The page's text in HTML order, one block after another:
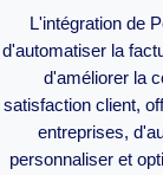
L'intégration de
d'automatiser la
d'améliorer la
satisfaction client,
entreprises,
personnaliser et